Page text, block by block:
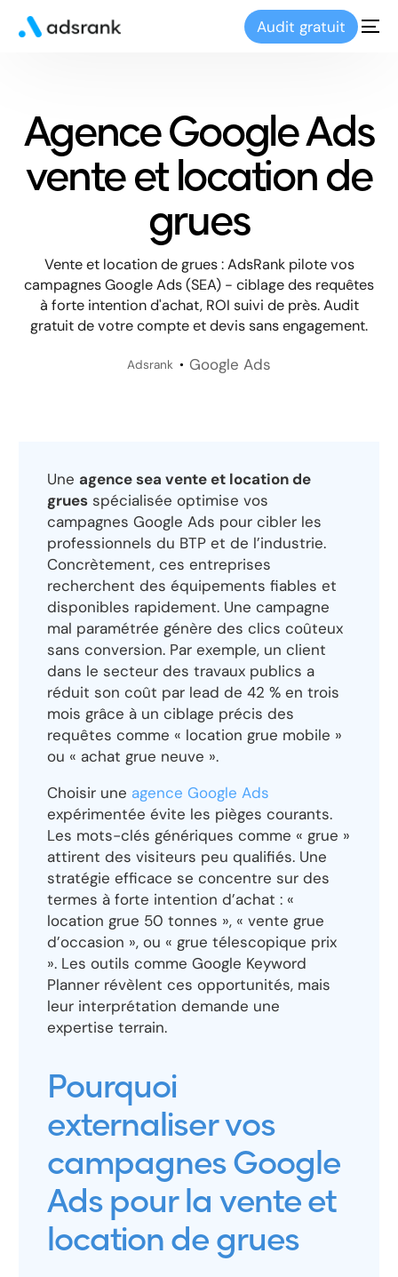
Audit gratuit
Agence Google Ads
vente et location de
grues
Vente et location de grues : AdsRank pilote vos
campagnes Google Ads (SEA) - ciblage des requêtes
à forte intention d'achat, ROI suivi de près. Audit
gratuit de votre compte et devis sans engagement.
Adsrank Google Ads
Une agence sea vente et location de
grues spécialisée optimise vos
campagnes Google Ads pour cibler les
professionnels du BTP et de l’industrie.
Concrètement, ces entreprises
recherchent des équipements fiables et
disponibles rapidement. Une campagne
mal paramétrée génère des clics coûteux
sans conversion. Par exemple, un client
dans le secteur des travaux publics a
réduit son coût par lead de 42 % en trois
mois grâce à un ciblage précis des
requêtes comme « location grue mobile »
ou « achat grue neuve ».
Choisir une agence Google Ads
expérimentée évite les pièges courants.
Les mots-clés génériques comme « grue »
attirent des visiteurs peu qualifiés. Une
stratégie efficace se concentre sur des
termes à forte intention d’achat : «
location grue 50 tonnes », « vente grue
d’occasion », ou « grue télescopique prix
». Les outils comme Google Keyword
Planner révèlent ces opportunités, mais
leur interprétation demande une
expertise terrain.
Pourquoi
externaliser vos
campagnes Google
Ads pour la vente et
location de grues